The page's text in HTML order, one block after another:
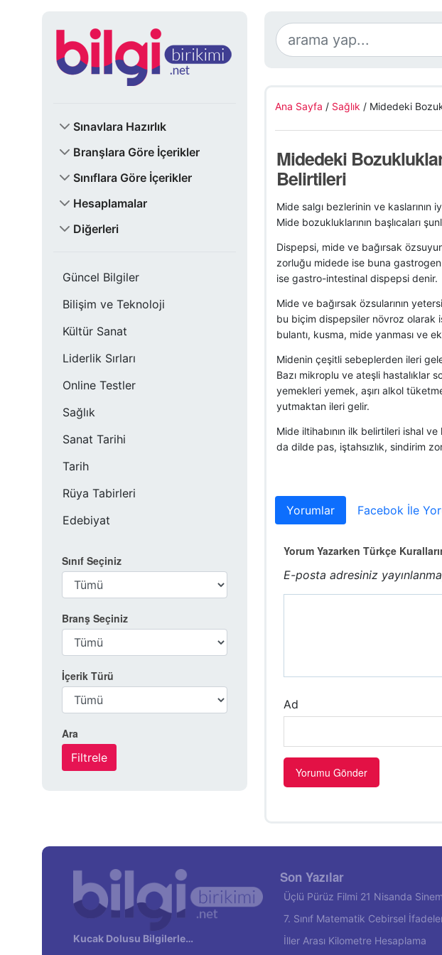
Sınavlara Hazırlık
Branşlara Göre İçerikler
Sınıflara Göre İçerikler
Hesaplamalar
Diğerleri
Güncel Bilgiler
Bilişim ve Teknoloji
Kültür Sanat
Liderlik Sırları
Online Testler
Sağlık
Sanat Tarihi
Tarih
Rüya Tabirleri
Edebiyat
Sınıf Seçiniz
Branş Seçiniz
İçerik Türü
Ara
Ana Sayfa / Sağlık / Midedeki
Midedeki
Belirtileri
Mide salgı bezlerinin ve kaslarının
Mide bozukluklarının başlıcaları
Dispepsi, mide ve bağırsak
zorluğu midede ise buna
ise gastro-intestinal dispepsi denir.
Mide ve bağırsak özsularının
bu biçim dispepsiler növroz olarak
bulantı, kusma, mide yanması ve
Midenin çeşitli sebeplerden ileri
Bazı mikroplu ve ateşli hastalıklar
yemekleri yemek, aşırı alkol
yutmaktan ileri gelir.
Mide iltihabının ilk belirtileri ishal ve
da dilde pas, iştahsızlık, sindirim
Yorumlar Facebok İle
Yorum Yazarken Türkçe
E-posta adresiniz
Ad
Kucak Dolusu Bilgilerle…
Son Yazılar
Üçlü Pürüz Filmi 21 Nisanda
7. Sınıf Matematik Cebirsel
İller Arası Kilometre Hesaplama